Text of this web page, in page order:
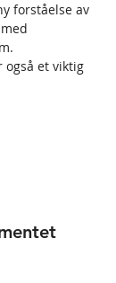
forståelse av
også et viktig